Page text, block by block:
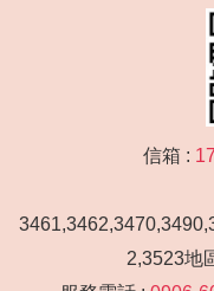
信箱 :
2,3523地